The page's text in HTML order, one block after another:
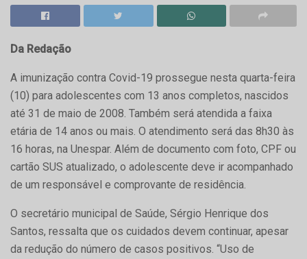
Da Redação
A imunização contra Covid-19 prossegue nesta quarta-feira
(10) para adolescentes com 13 anos completos, nascidos
até 31 de maio de 2008. Também será atendida a faixa
etária de 14 anos ou mais. O atendimento será das 8h30 às
16 horas, na Unespar. Além de documento com foto, CPF ou
cartão SUS atualizado, o adolescente deve ir acompanhado
de um responsável e comprovante de residência.
O secretário municipal de Saúde, Sérgio Henrique dos
Santos, ressalta que os cuidados devem continuar, apesar
da redução do número de casos positivos. “Uso de